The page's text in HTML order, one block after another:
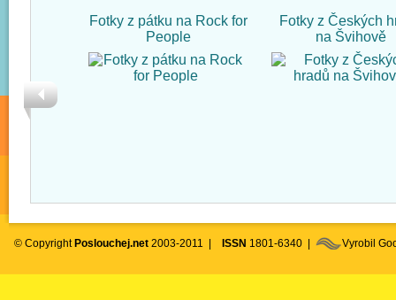
Fotky z pátku na Rock for
People
Fotky z Českých
na Švihově
© Copyright Poslouchej.net 2003-2011 | ISSN 1801-6340 | Vyrobil